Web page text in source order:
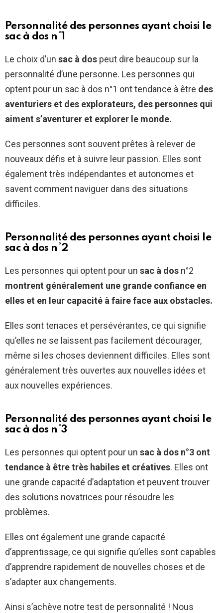
Personnalité des personnes ayant choisi le
sac à dos n°1
Le choix d’un sac à dos peut dire beaucoup sur la
personnalité d’une personne. Les personnes qui
optent pour un sac à dos n°1 ont tendance à être des
aventuriers et des explorateurs, des personnes qui
aiment s’aventurer et explorer le monde.
Ces personnes sont souvent prêtes à relever de
nouveaux défis et à suivre leur passion. Elles sont
également très indépendantes et autonomes et
savent comment naviguer dans des situations
difficiles.
Personnalité des personnes ayant choisi le
sac à dos n°2
Les personnes qui optent pour un sac à dos n°2
montrent généralement une grande confiance en
elles et en leur capacité à faire face aux obstacles.
Elles sont tenaces et persévérantes, ce qui signifie
qu’elles ne se laissent pas facilement décourager,
même si les choses deviennent difficiles. Elles sont
généralement très ouvertes aux nouvelles idées et
aux nouvelles expériences.
Personnalité des personnes ayant choisi le
sac à dos n°3
Les personnes qui optent pour un sac à dos n°3 ont
tendance à être très habiles et créatives. Elles ont
une grande capacité d’adaptation et peuvent trouver
des solutions novatrices pour résoudre les
problèmes.
Elles ont également une grande capacité
d’apprentissage, ce qui signifie qu’elles sont capables
d’apprendre rapidement de nouvelles choses et de
s’adapter aux changements.
Ainsi s’achève notre test de personnalité ! Nous